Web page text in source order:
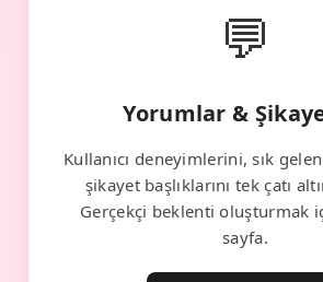
💬
Yorumlar &
Kullanıcı deneyimlerini, sık
şikayet başlıklarını tek çatı
Gerçekçi beklenti oluşturmak
sayfa.